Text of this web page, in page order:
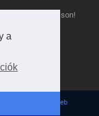
a
fennmaradhasson!
| Powered by JsWeb